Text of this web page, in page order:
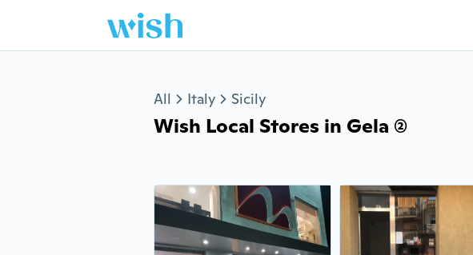
All Italy Sicily
Wish Local Stores in Gela (2)